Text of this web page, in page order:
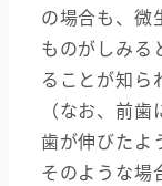
の場合も、微
ものがしみる
ることが知ら
（なお、前
歯が伸びたよ
そのような場